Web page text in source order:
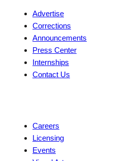
Advertise
Corrections
Announcements
Press Center
Internships
Contact Us
Careers
Licensing
Events